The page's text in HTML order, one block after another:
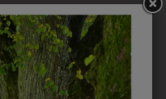
für kleine Details, jedoch
ist erst ab 12 Stück